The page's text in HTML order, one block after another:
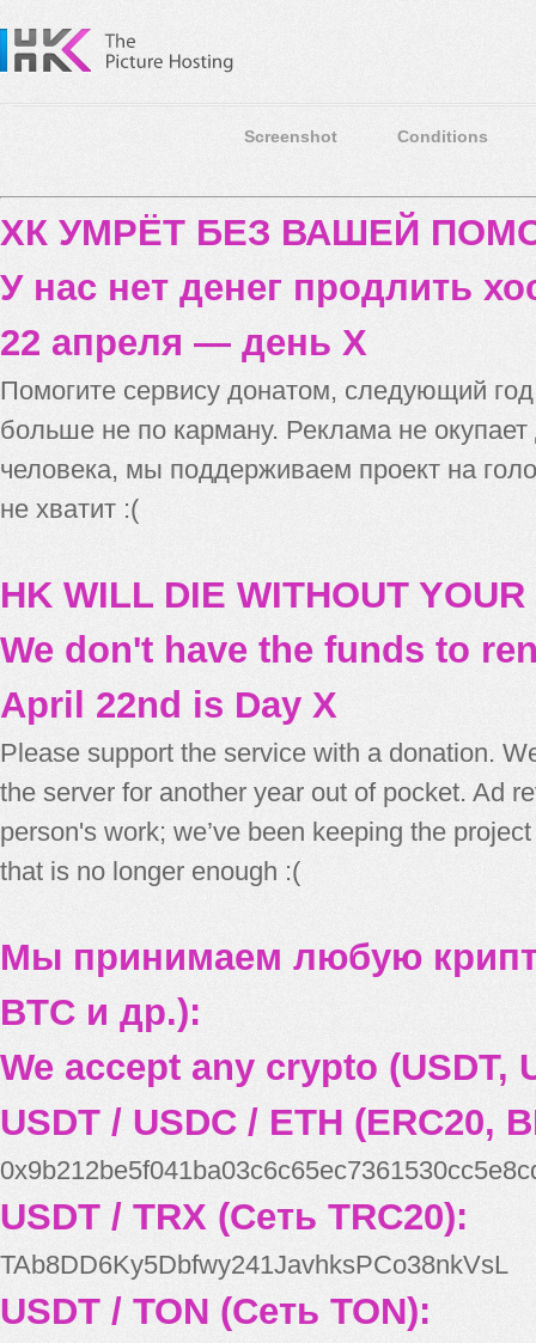
Screenshot Conditions
ХК УМРЁТ БЕЗ ВАШЕЙ
У нас нет денег продлить
22 апреля — день X
Помогите сервису донатом, следующий
больше не по карману. Реклама не
человека, мы поддерживаем проект на
не хватит :(
HK WILL DIE WITHOUT
We don't have the funds to
April 22nd is Day X
Please support the service with a donation.
the server for another year out of pocket. Ad
person's work; we’ve been keeping the
that is no longer enough :(
Мы принимаем любую
BTC и др.):
We accept any crypto (USDT,
USDT / USDC / ETH (ERC20,
USDT / TRX (Сеть TRC20):
TAb8DD6Ky5Dbfwy241JavhksPCo38nkVsL
USDT / TON (Сеть TON):